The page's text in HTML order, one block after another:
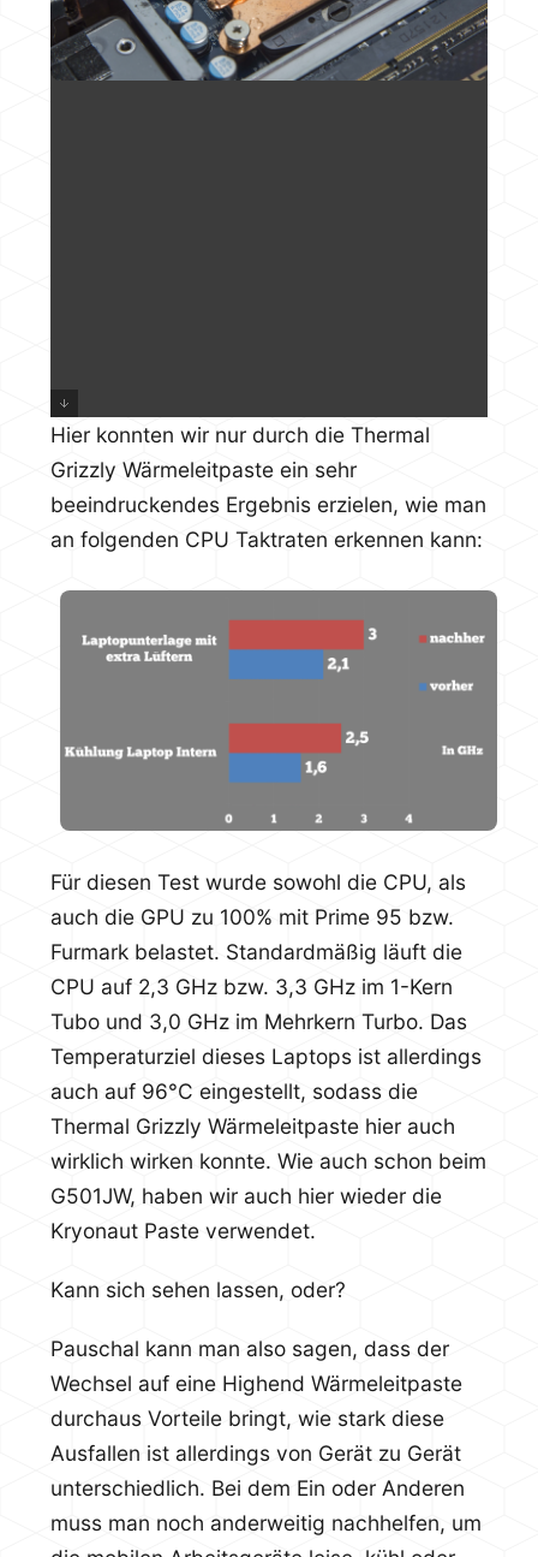
Hier konnten wir nur durch die Thermal
Grizzly Wärmeleitpaste ein sehr
beeindruckendes Ergebnis erzielen, wie man
an folgenden CPU Taktraten erkennen kann:
Für diesen Test wurde sowohl die CPU, als
auch die GPU zu 100% mit Prime 95 bzw.
Furmark belastet. Standardmäßig läuft die
CPU auf 2,3 GHz bzw. 3,3 GHz im 1-Kern
Tubo und 3,0 GHz im Mehrkern Turbo. Das
Temperaturziel dieses Laptops ist allerdings
auch auf 96°C eingestellt, sodass die
Thermal Grizzly Wärmeleitpaste hier auch
wirklich wirken konnte. Wie auch schon beim
G501JW, haben wir auch hier wieder die
Kryonaut Paste verwendet.
Kann sich sehen lassen, oder?
Pauschal kann man also sagen, dass der
Wechsel auf eine Highend Wärmeleitpaste
durchaus Vorteile bringt, wie stark diese
Ausfallen ist allerdings von Gerät zu Gerät
unterschiedlich. Bei dem Ein oder Anderen
muss man noch anderweitig nachhelfen, um